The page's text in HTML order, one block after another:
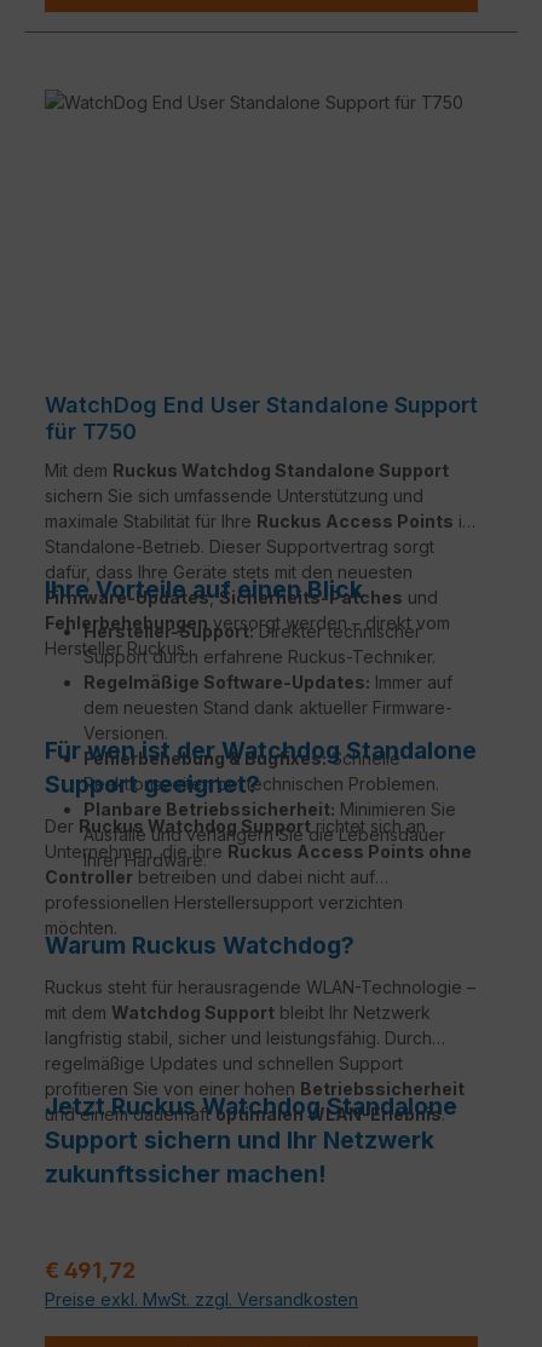
WatchDog End User Standalone Support
für T750
Mit dem Ruckus Watchdog Standalone Support
sichern Sie sich umfassende Unterstützung und
maximale Stabilität für Ihre Ruckus Access Points im
Standalone-Betrieb. Dieser Supportvertrag sorgt
dafür, dass Ihre Geräte stets mit den neuesten
Firmware-Updates,Sicherheits-Patches und
Fehlerbehebungen versorgt werden – direkt vom
Hersteller Ruckus.
Ihre Vorteile auf einen Blick
Hersteller-Support:Direkter technischer
Support durch erfahrene Ruckus-Techniker.
Regelmäßige Software-Updates: Immer auf
dem neuesten Stand dank aktueller Firmware-
Versionen.
Fehlerbehebung & Bugfixes:Schnelle
Reaktionszeiten bei technischen Problemen.
Planbare Betriebssicherheit: Minimieren Sie
Ausfälle und verlängern Sie die Lebensdauer
Ihrer Hardware.
Für wen ist der Watchdog Standalone
Support geeignet?
Der Ruckus Watchdog Support richtet sich an
Unternehmen, die ihre Ruckus Access Points ohne
Controller betreiben und dabei nicht auf
professionellen Herstellersupport verzichten
möchten.
Warum Ruckus Watchdog?
Ruckus steht für herausragende WLAN-Technologie –
mit dem Watchdog Support bleibt Ihr Netzwerk
langfristig stabil, sicher und leistungsfähig. Durch
regelmäßige Updates und schnellen Support
profitieren Sie von einer hohen Betriebssicherheit
und einem dauerhaftoptimalen WLAN-Erlebnis.
Jetzt Ruckus Watchdog Standalone
Support sichern und Ihr Netzwerk
zukunftssicher machen!
Verkaufspreis:
€ 491,72
Preise exkl. MwSt. zzgl. Versandkosten